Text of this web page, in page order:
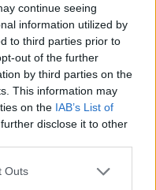
continue seeing
information utilized by
to third parties prior to
out of the further
by third parties on the
This information may
on the IAB’s List of
disclose it to other
Outs
και Novibet
μαζί: Ανανέωση της
τους μέχρι το
διεθνή σειρά δεικτών